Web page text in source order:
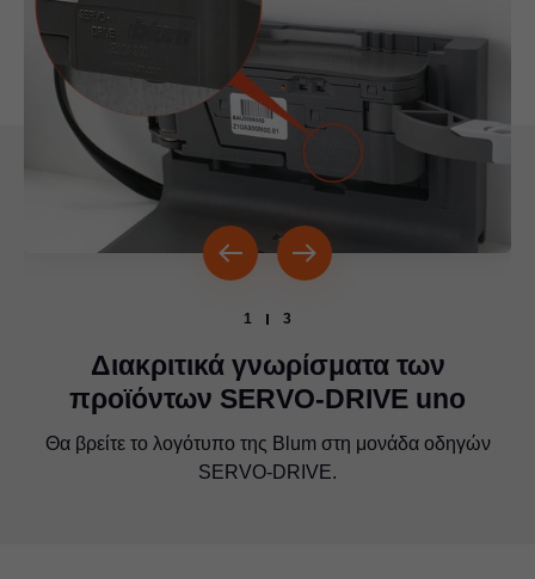
1 3
Διακριτικά γνωρίσματα των
προϊόντων SERVO-DRIVE uno
Θα βρείτε το λογότυπο της Blum στη μονάδα οδηγών
SERVO-DRIVE.
Ελέγξτε αν υπάρχει το λογότυπο της Blum, όπως φαίνεται
στη φωτογραφία.
Θα βρείτε το λογότυπο της Blum στο βύσμα τροφοδοσίας
του SERVO-DRIVE.